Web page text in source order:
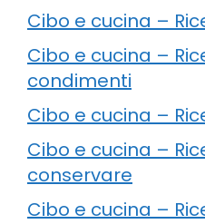
Cibo e cucina –
Cibo e cucina –
condimenti
Cibo e cucina –
Cibo e cucina –
conservare
Cibo e cucina –